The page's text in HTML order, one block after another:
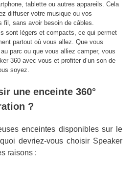
tablette ou autres appareils. Cela
diffuser votre musique ou vos
fil, sans avoir besoin de câbles.
sont légers et compacts, ce qui permet
partout où vous allez. Que vous
parc ou que vous alliez camper, vous
360 avec vous et profiter d’un son de
soyez.
une enceinte 360°
?
enceintes disponibles sur le
devriez-vous choisir Speaker
raisons :